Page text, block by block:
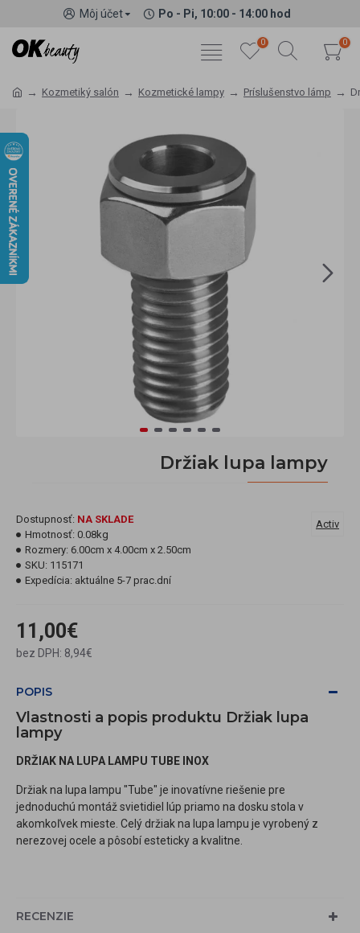
Môj účet Po - Pi, 10:00 - 14:00 hod
0 0
Kozmetiký salón Kozmetické lampy Príslušenstvo lámp
Držiak lupa lampy
11,00€
bez DPH: 8,94€
Dostupnosť: NA SKLADE
Hmotnosť: 0.08kg
Rozmery: 6.00cm x 4.00cm x 2.50cm
SKU: 115171
Expedícia: aktuálne 5-7 prac.dní
Activ
POPIS
Vlastnosti a popis produktu Držiak lupa
lampy
DRŽIAK NA LUPA LAMPU TUBE INOX
Držiak na lupa lampu "Tube" je inovatívne riešenie pre
jednoduchú montáž svietidiel lúp priamo na dosku stola v
akomkoľvek mieste. Celý držiak na lupa lampu je vyrobený z
nerezovej ocele a pôsobí esteticky a kvalitne.
RECENZIE